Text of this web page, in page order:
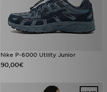
Nike P-6000 Utility Junior
90,00€